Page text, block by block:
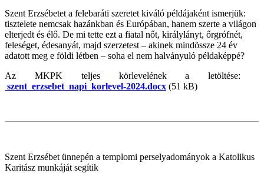
Szent Erzsébetet a felebaráti szeretet kiváló példájaként ismerjük:
tisztelete nemcsak hazánkban és Európában, hanem szerte a világon
elterjedt és élő. De mi tette ezt a fiatal nőt, királylányt, őrgrófnét,
feleséget, édesanyát, majd szerzetest – akinek mindössze 24 év
adatott meg e földi létben – soha el nem halványuló példaképpé?
Az MKPK teljes körlevelének a letöltése:
szent_erzsebet_napi_korlevel-2024.docx (51 kB)
Szent Erzsébet ünnepén a templomi perselyadományok a Katolikus
Karitász munkáját segítik